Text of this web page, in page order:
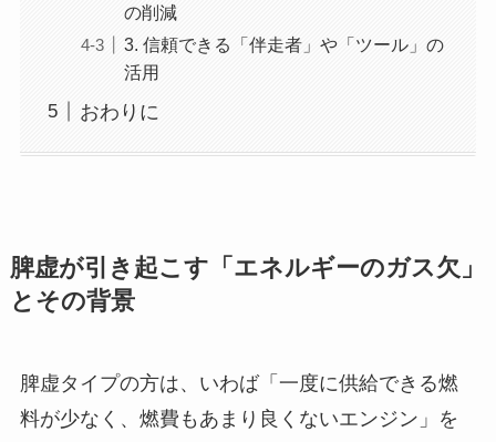
の削減
3. 信頼できる「伴走者」や「ツール」の
活用
おわりに
脾虚が引き起こす「エネルギーのガス欠」
とその背景
脾虚タイプの方は、いわば「一度に供給できる燃
料が少なく、燃費もあまり良くないエンジン」を